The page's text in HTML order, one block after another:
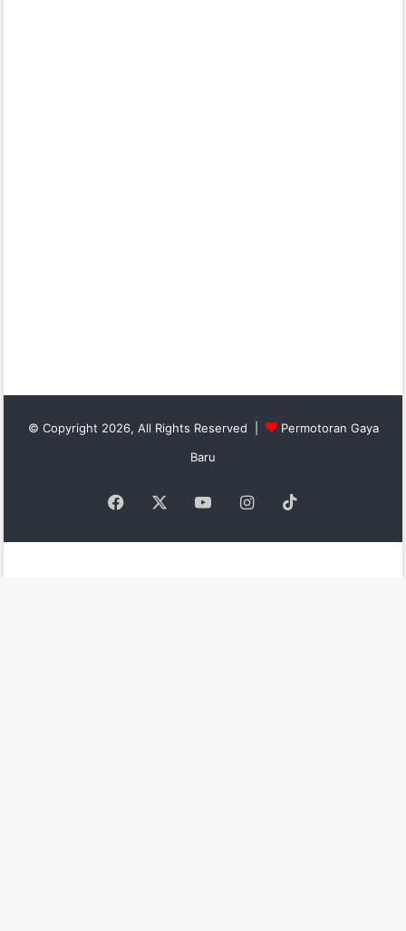
© Copyright 2026, All Rights Reserved |
Permotoran Gaya
Baru
Facebook YouTubeInstagram